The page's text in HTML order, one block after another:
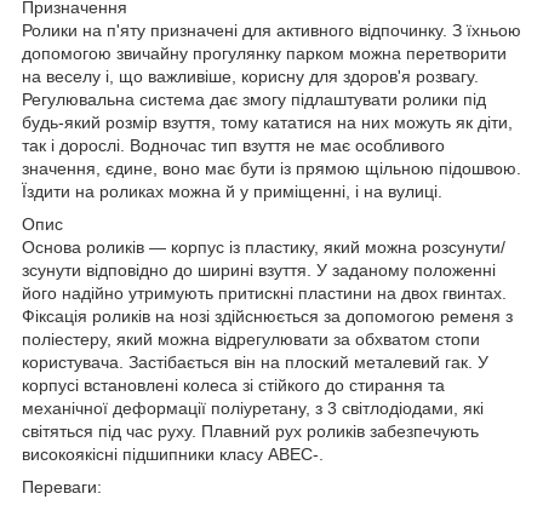
Призначення
Ролики на п'яту призначені для активного відпочинку. З їхньою
допомогою звичайну прогулянку парком можна перетворити
на веселу і, що важливіше, корисну для здоров'я розвагу.
Регулювальна система дає змогу підлаштувати ролики під
будь-який розмір взуття, тому кататися на них можуть як діти,
так і дорослі. Водночас тип взуття не має особливого
значення, єдине, воно має бути із прямою щільною підошвою.
Їздити на роликах можна й у приміщенні, і на вулиці.
Опис
Основа роликів — корпус із пластику, який можна розсунути/
зсунути відповідно до ширині взуття. У заданому положенні
його надійно утримують притискні пластини на двох гвинтах.
Фіксація роликів на нозі здійснюється за допомогою ременя з
поліестеру, який можна відрегулювати за обхватом стопи
користувача. Застібається він на плоский металевий гак. У
корпусі встановлені колеса зі стійкого до стирання та
механічної деформації поліуретану, з 3 світлодіодами, які
світяться під час руху. Плавний рух роликів забезпечують
високоякісні підшипники класу ABEC-.
Переваги: